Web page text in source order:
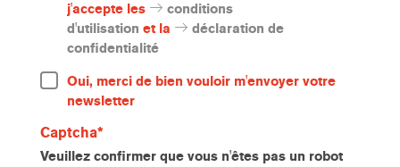
j'accepte les
conditions
d'utilisation et la
déclaration de
confidentialité
Oui, merci de bien vouloir m'envoyer votre
newsletter
Captcha
Veuillez confirmer que vous n'êtes pas un robot